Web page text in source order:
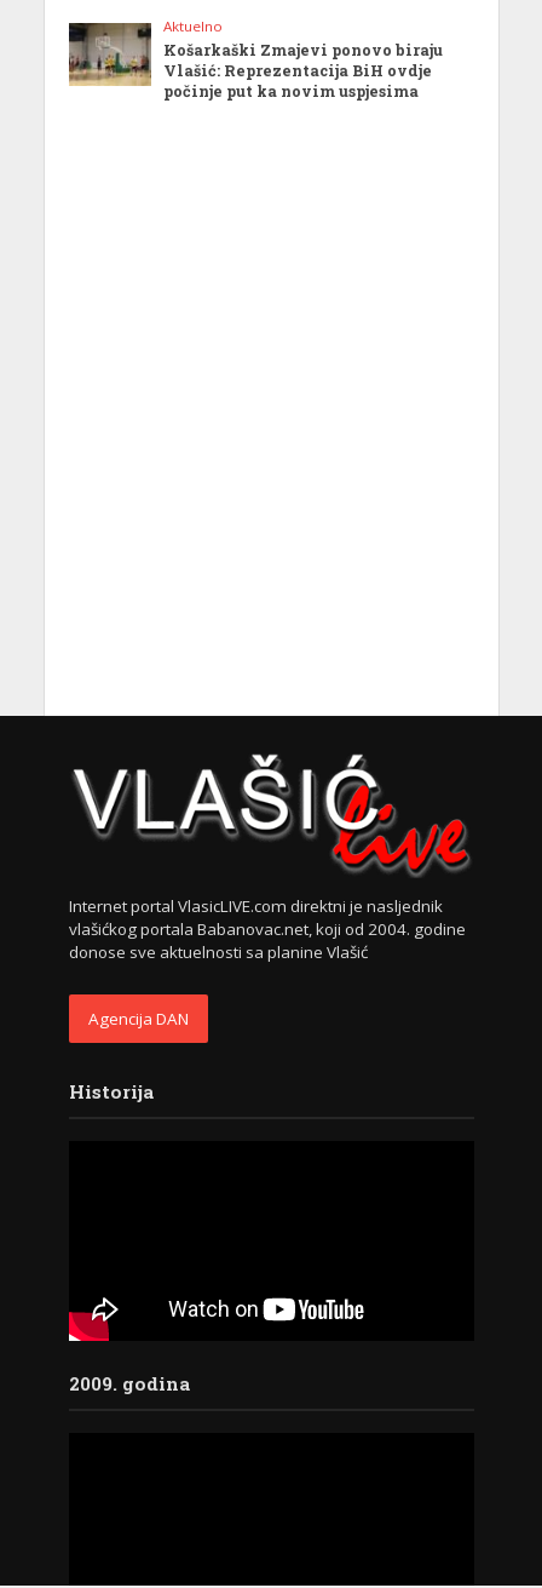
Aktuelno
Košarkaški Zmajevi ponovo biraju
Vlašić: Reprezentacija BiH ovdje
počinje put ka novim uspjesima
Internet portal VlasicLIVE.com direktni je nasljednik
vlašićkog portala Babanovac.net, koji od 2004. godine
donose sve aktuelnosti sa planine Vlašić
Agencija DAN
Historija
2009. godina